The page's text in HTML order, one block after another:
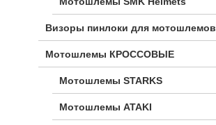
Визоры пинлоки для мотошлемов
Мотошлемы КРОССОВЫЕ
Мотошлемы STARKS
Мотошлемы ATAKI